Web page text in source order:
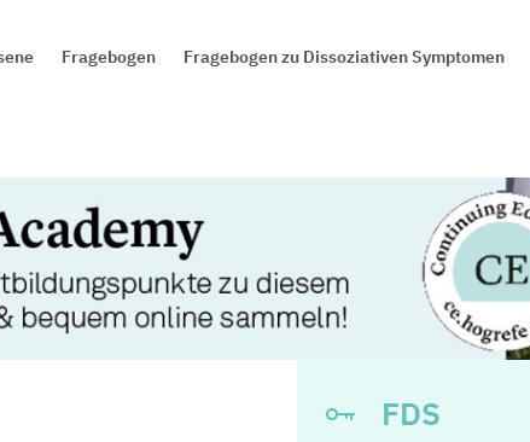
Fragebogen Fragebogen zu Dissoziativen Symptomen
FDS